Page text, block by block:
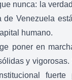
nunca: la
de Venezuela
humano.
poner en
y
fuerte